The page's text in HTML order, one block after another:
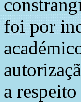
foi por
a